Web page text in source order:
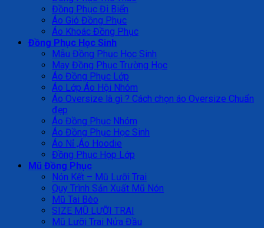
Đồng Phục Đi Biển
Áo Gió Đồng Phục
Áo Khoác Đồng Phục
Đồng Phục Học Sinh
Mẫu Đồng Phục Học Sinh
May Đồng Phục Trường Học
Áo Đồng Phục Lớp
Áo Lớp Áo Hội Nhóm
Áo Oversize là gì ? Cách chọn áo Oversize Chuẩn
đẹp
Áo Đồng Phục Nhóm
Áo Đồng Phục Học Sinh
Áo Nỉ ,Áo Hoodie
Đồng Phục Họp Lớp
Mũ Đồng Phục
Nón Kết – Mũ Lưỡi Trai
Quy Trình Sản Xuất Mũ Nón
Mũ Tai Bèo
SIZE MŨ LƯỠI TRAI
Mũ Lưỡi Trai Nửa Đầu